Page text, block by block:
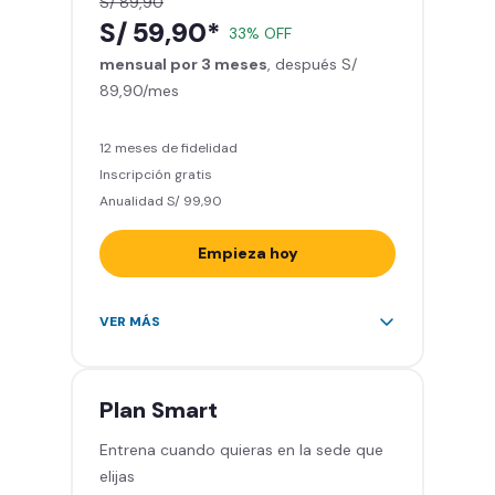
Smart Fit App - Tu plan de
entrenamiento personalizado
Relájate en los sillones de
masajes
que quieras
S/ 59,90* 33% OFF
mensual por 3 meses , después S/
89,90/mes
12 meses de fidelidad
Inscripción gratis
Anualidad S/ 99,90
Empieza hoy
Entrena en todos los gimnasios de
de peso libre e integrado -
Máquinas, pesas, discos y barras
Clases grupales con profesores -
VER MÁS
Plan Smart
Entrena cuando quieras en la sede que
elijas